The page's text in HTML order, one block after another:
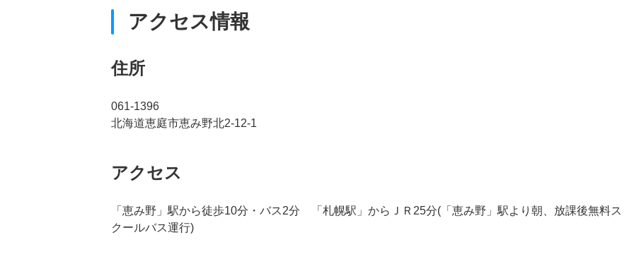
アクセス情報
住所
061-1396
北海道恵庭市恵み野北2-12-1
アクセス
「恵み野」駅から徒歩10分・バス2分 「札幌駅」からＪＲ25分(「恵み野」駅より朝、放課後無料ス
クールバス運行)